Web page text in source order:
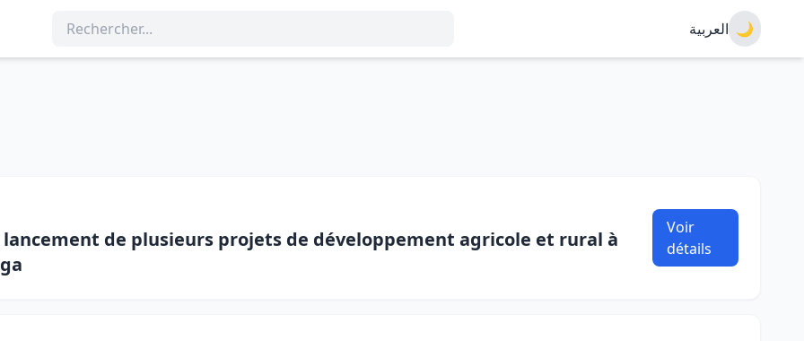
العربية 🌙
de plusieurs projets de développement agricole et rural à
Voir
détails